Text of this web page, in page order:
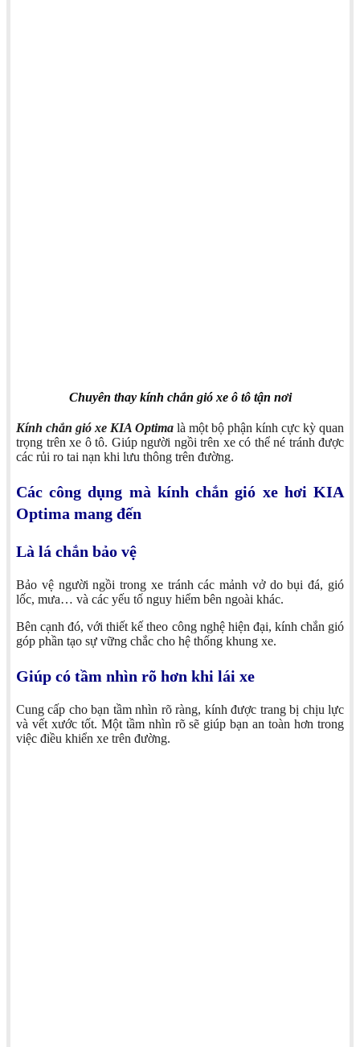
Chuyên thay kính chắn gió xe ô tô tận nơi
Kính chắn gió xe KIA Optima là một bộ phận kính cực kỳ quan
trọng trên xe ô tô. Giúp người ngồi trên xe có thể né tránh được
các rủi ro tai nạn khi lưu thông trên đường.
Các công dụng mà kính chắn gió xe hơi KIA
Optima mang đến
Là lá chắn bảo vệ
Bảo vệ người ngồi trong xe tránh các mảnh vở do bụi đá, gió
lốc, mưa… và các yếu tố nguy hiểm bên ngoài khác.
Bên cạnh đó, với thiết kế theo công nghệ hiện đại, kính chắn gió
góp phần tạo sự vững chắc cho hệ thống khung xe.
Giúp có tầm nhìn rõ hơn khi lái xe
Cung cấp cho bạn tầm nhìn rõ ràng, kính được trang bị chịu lực
và vết xước tốt. Một tầm nhìn rõ sẽ giúp bạn an toàn hơn trong
việc điều khiển xe trên đường.